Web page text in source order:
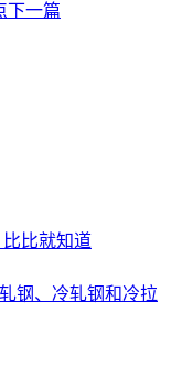
下一篇
比就知道
钢、冷轧钢和冷拉